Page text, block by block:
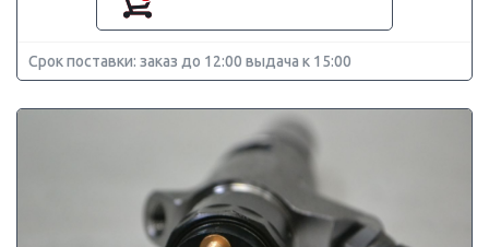
Срок поставки: заказ до 12:00 выдача к 15:00